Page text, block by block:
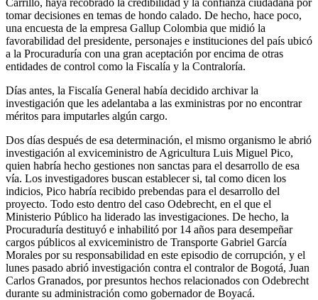
tomar decisiones en temas de hondo calado. De hecho, hace poco,
una encuesta de la empresa Gallup Colombia que midió la
favorabilidad del presidente, personajes e instituciones del país ubicó
a la Procuraduría con una gran aceptación por encima de otras
entidades de control como la Fiscalía y la Contraloría.
Días antes, la Fiscalía General había decidido archivar la
investigación que les adelantaba a las exministras por no encontrar
méritos para imputarles algún cargo.
Dos días después de esa determinación, el mismo organismo le abrió
investigación al exviceministro de Agricultura Luis Miguel Pico,
quien habría hecho gestiones non sanctas para el desarrollo de esa
vía. Los investigadores buscan establecer si, tal como dicen los
indicios, Pico habría recibido prebendas para el desarrollo del
proyecto. Todo esto dentro del caso Odebrecht, en el que el
Ministerio Público ha liderado las investigaciones. De hecho, la
Procuraduría destituyó e inhabilitó por 14 años para desempeñar
cargos públicos al exviceministro de Transporte Gabriel García
Morales por su responsabilidad en este episodio de corrupción, y el
lunes pasado abrió investigación contra el contralor de Bogotá, Juan
Carlos Granados, por presuntos hechos relacionados con Odebrecht
durante su administración como gobernador de Boyacá.